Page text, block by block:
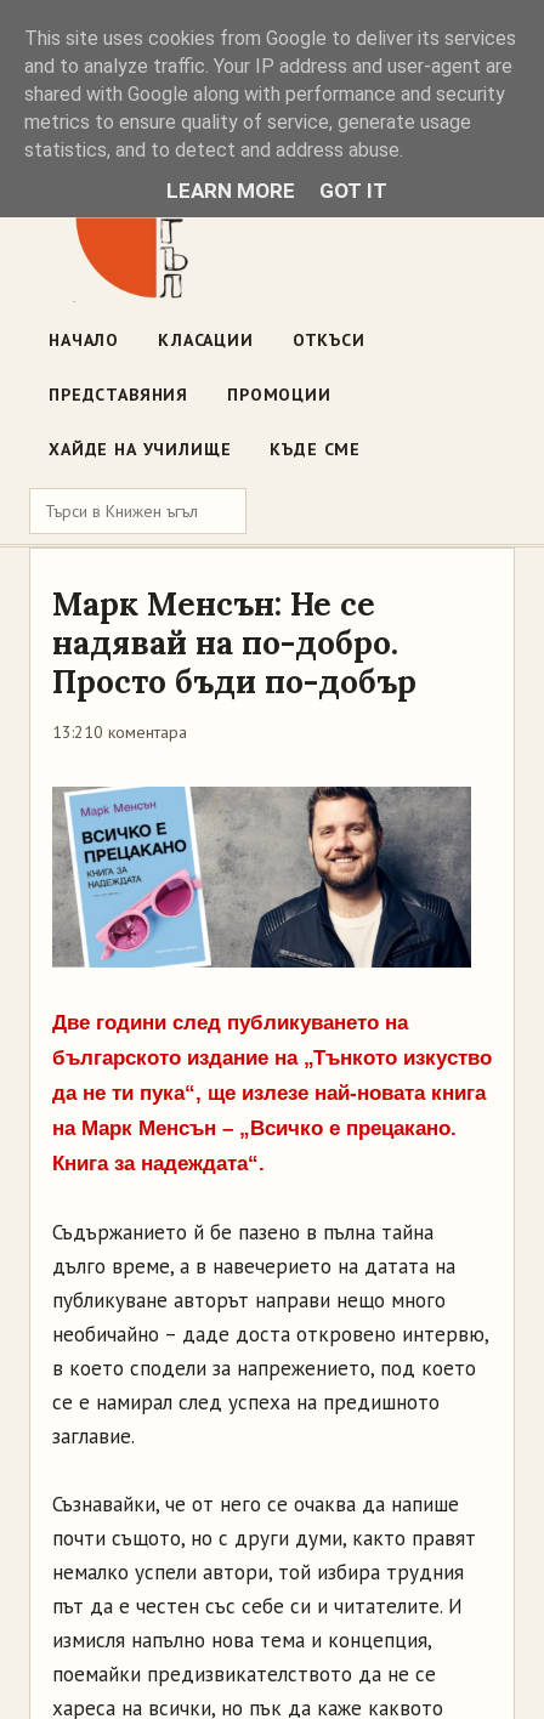
Книжен ъгъл
Блог на книжарницата — класации, откъси, нови книги
ул. „Оборище" 117, София· пон–пет 10:00–19:00 ·
НАЧАЛО КЛАСАЦИИ ОТКЪСИ
ПРЕДСТАВЯНИЯ ПРОМОЦИИ
ХАЙДЕ НА УЧИЛИЩЕ КЪДЕ СМЕ
Марк Менсън: Не се
надявай на по-добро.
Просто бъди по-добър
13:210 коментара
Две години след публикуването на
българското издание на „Тънкото изкуство
да не ти пука“, ще излезе най-новата книга
на Марк Менсън – „Всичко е прецакано.
Книга за надеждата“.
Съдържанието й бе пазено в пълна тайна
дълго време, а в навечерието на датата на
публикуване авторът направи нещо много
необичайно – даде доста откровено интервю,
в което сподели за напрежението, под което
се е намирал след успеха на предишното
заглавие.
Съзнавайки, че от него се очаква да напише
почти същото, но с други думи, както правят
немалко успели автори, той избира трудния
път да е честен със себе си и читателите. И
измисля напълно нова тема и концепция,
поемайки предизвикателството да не се
хареса на всички, но пък да каже каквото
This site uses cookies from Google to deliver its services
and to analyze traffic. Your IP address and user-agent are
shared with Google along with performance and security
metrics to ensure quality of service, generate usage
statistics, and to detect and address abuse.
LEARN MORE GOT IT